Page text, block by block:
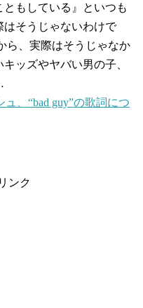
もしている』といつも
そうじゃないわけで
ら、実際はそうじゃなか
ッズやヤバい男の子、
、“bad guy”の歌詞につ
ンク